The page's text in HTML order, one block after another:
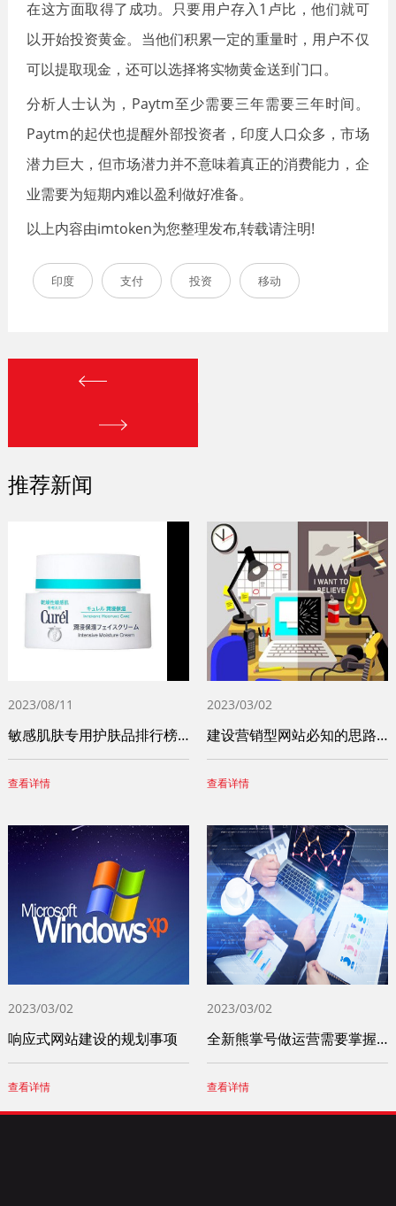
在这方面取得了成功。只要用户存入1卢比，他们就可
以开始投资黄金。当他们积累一定的重量时，用户不仅
可以提取现金，还可以选择将实物黄金送到门口。
分析人士认为，Paytm至少需要三年需要三年时间。
Paytm的起伏也提醒外部投资者，印度人口众多，市场
潜力巨大，但市场潜力并不意味着真正的消费能力，企
业需要为短期内难以盈利做好准备。
以上内容由imtoken为您整理发布,转载请注明!
印度 支付 投资 移动
推荐新闻
2023/08/11
敏感肌肤专用护肤品排行榜前十名（十大敏感
查看详情
2023/03/02
建设营销型网站必知的思路和步骤
查看详情
2023/03/02
响应式网站建设的规划事项
查看详情
2023/03/02
全新熊掌号做运营需要掌握这四个小技巧
查看详情